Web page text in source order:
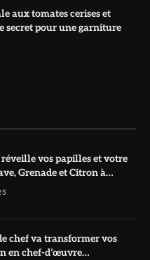
aux tomates cerises et
secret pour une garniture
vos papilles et votre
Grenade et Citron à
chef va transformer vos
en chef-d’œuvre